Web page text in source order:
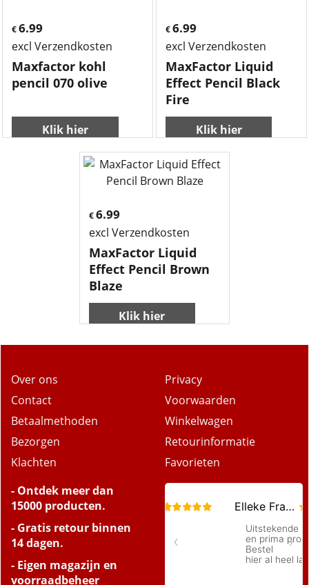
€ 6.99
excl Verzendkosten
Maxfactor kohl
pencil 070 olive
Klik hier
€6.99
excl Verzendkosten
MaxFactor Liquid
Effect Pencil Black
Fire
Klik hier
€6.99
excl Verzendkosten
MaxFactor Liquid
Effect Pencil Brown
Blaze
Klik hier
Over ons
Contact
Betaalmethoden
Bezorgen
Klachten
Privacy
Voorwaarden
Winkelwagen
Retourinformatie
Favorieten
- Ontdek meer dan
15000 producten.
- Gratis retour binnen
14 dagen.
- Eigen magazijn en
voorraadbeheer